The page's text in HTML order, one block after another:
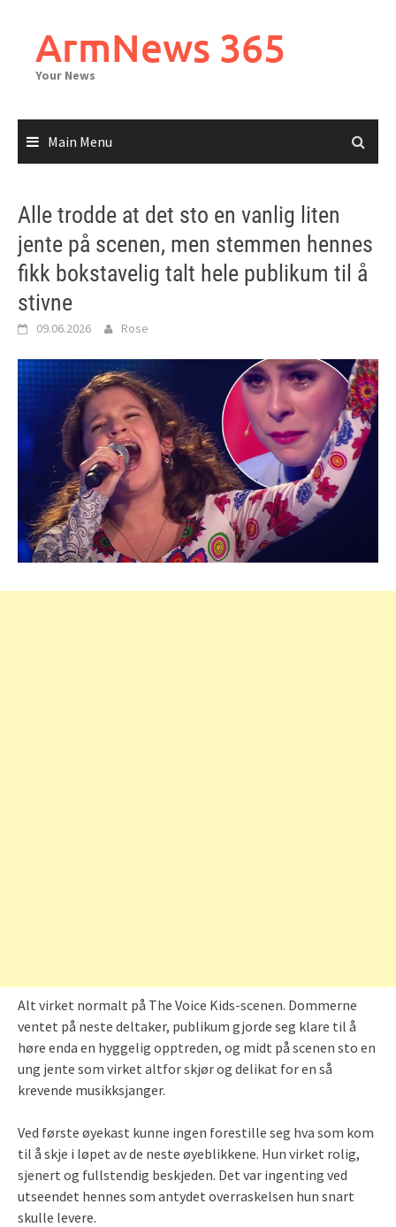
contentArmNews 365
Your News
Main Menu
Alle trodde at det sto en vanlig liten
jente på scenen, men stemmen hennes
fikk bokstavelig talt hele publikum til å
stivne
09.06.2026 Rose
Alt virket normalt på The Voice Kids-scenen. Dommerne
ventet på neste deltaker, publikum gjorde seg klare til å
høre enda en hyggelig opptreden, og midt på scenen sto en
ung jente som virket altfor skjør og delikat for en så
krevende musikksjanger.
Ved første øyekast kunne ingen forestille seg hva som kom
til å skje i løpet av de neste øyeblikkene. Hun virket rolig,
sjenert og fullstendig beskjeden. Det var ingenting ved
utseendet hennes som antydet overraskelsen hun snart
skulle levere.